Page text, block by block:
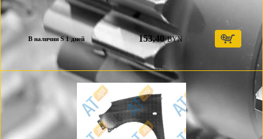
В наличии S 1 дней 153,40 BYN